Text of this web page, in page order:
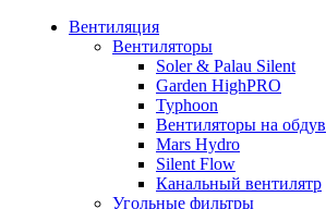
Вентиляция
Вентиляторы
Soler & Palau Silent
Garden HighPRO
Typhoon
Вентиляторы на обдув
Mars Hydro
Silent Flow
Канальный вентилятр
Угольные фильтры